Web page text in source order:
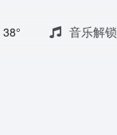
38° 音乐解锁